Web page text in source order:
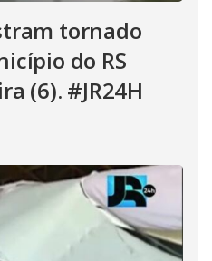
tornado
do RS
(6). #JR24H